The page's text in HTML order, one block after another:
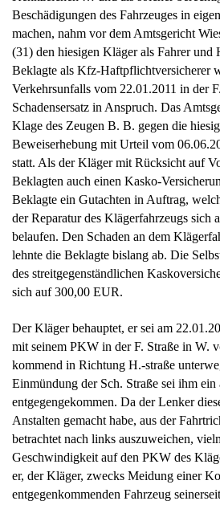
Beschädigungen des Fahrzeuges in
machen, nahm vor dem Amtsgericht
(31) den hiesigen Kläger als Fahrer und
Beklagte als Kfz-Haftpflichtversicherer
Verkehrsunfalls vom 22.01.2011 in der
Schadensersatz in Anspruch. Das
Klage des Zeugen B. B. gegen die
Beweiserhebung mit Urteil vom
statt. Als der Kläger mit Rücksicht auf
Beklagten auch einen Kasko-
Beklagte ein Gutachten in Auftrag,
der Reparatur des Klägerfahrzeugs sich
belaufen. Den Schaden an dem
lehnte die Beklagte bislang ab. Die
des streitgegenständlichen
sich auf 300,00 EUR.
Der Kläger behauptet, er sei am
mit seinem PKW in der F. Straße in W.
kommend in Richtung H.-straße
Einmündung der Sch. Straße sei ihm
entgegengekommen. Da der Lenker
Anstalten gemacht habe, aus der
betrachtet nach links auszuweichen,
Geschwindigkeit auf den PKW des
er, der Kläger, zwecks Meidung einer
entgegenkommenden Fahrzeug